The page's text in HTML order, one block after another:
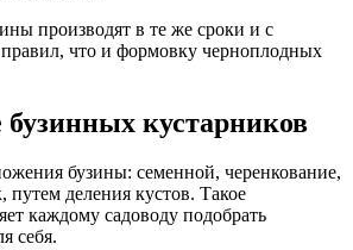
производят в те же сроки и с
что и формовку черноплодных
кустарников
бузины: семенной, черенкование,
деления кустов. Такое
каждому садоводу подобрать
себя.